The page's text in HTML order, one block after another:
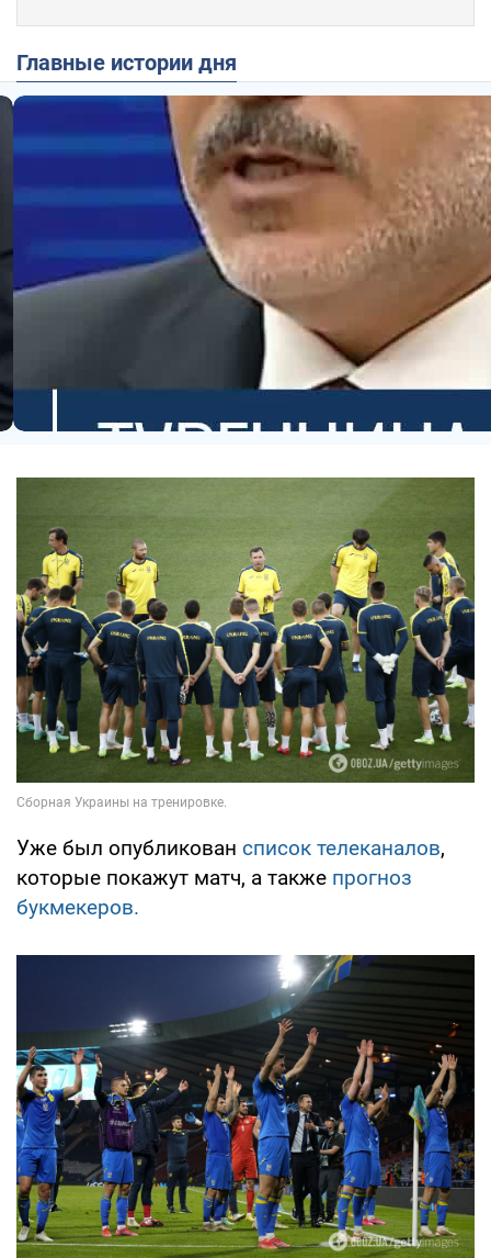
Главные истории дня
Уже был опубликован список телеканалов,
которые покажут матч, а также прогноз
букмекеров.